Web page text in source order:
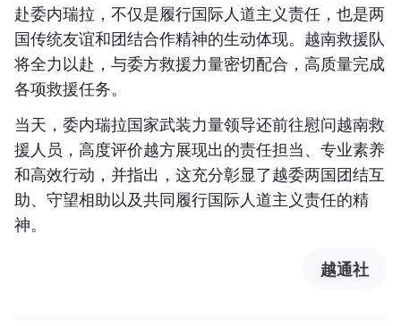
赴委内瑞拉，不仅是履行国际人道主义责任，也是两
国传统友谊和团结合作精神的生动体现。越南救援队
将全力以赴，与委方救援力量密切配合，高质量完成
各项救援任务。
当天，委内瑞拉国家武装力量领导还前往慰问越南救
援人员，高度评价越方展现出的责任担当、专业素养
和高效行动，并指出，这充分彰显了越委两国团结互
助、守望相助以及共同履行国际人道主义责任的精
神。
越通社